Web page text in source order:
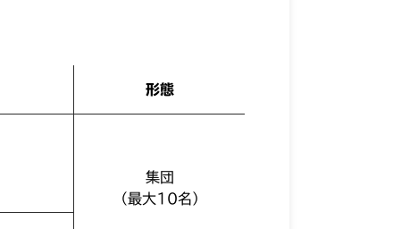
形態
集団
（最大10名）